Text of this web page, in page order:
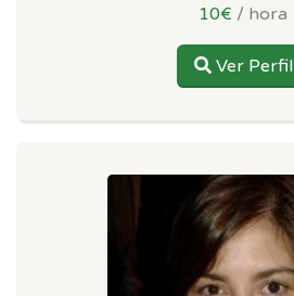
10€ / hora
Ver Perfil